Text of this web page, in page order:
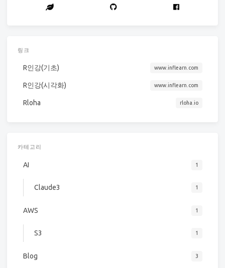
링크
R인강(기초) www.inflearn.com
R인강(시각화) www.inflearn.com
Rloha rloha.io
카테고리
AI 1
Claude3 1
AWS 1
S3 1
Blog 3